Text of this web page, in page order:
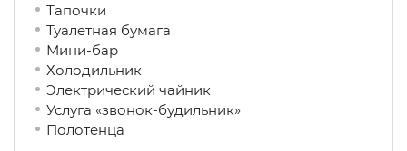
Тапочки
Туалетная бумага
Мини-бар
Холодильник
Электрический чайник
Услуга «звонок-будильник»
Полотенца